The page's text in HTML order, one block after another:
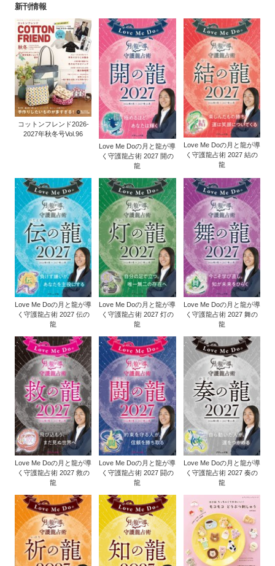
新刊情報
コットンフレンド2026-
2027年秋冬号Vol.96
Love Me Doの月と龍が導
く守護龍占術 2027 開の
龍
Love Me Doの月と龍が導
く守護龍占術 2027 結の
龍
Love Me Doの月と龍が導
く守護龍占術 2027 伝の
龍
Love Me Doの月と龍が導
く守護龍占術 2027 灯の
龍
Love Me Doの月と龍が導
く守護龍占術 2027 舞の
龍
Love Me Doの月と龍が導
く守護龍占術 2027 救の
龍
Love Me Doの月と龍が導
く守護龍占術 2027 闘の
龍
Love Me Doの月と龍が導
く守護龍占術 2027 奏の
龍